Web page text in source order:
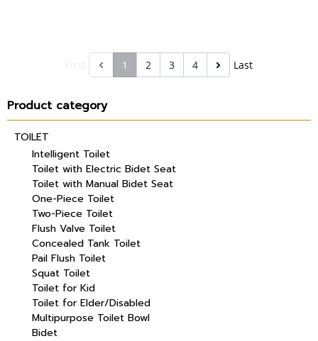
1 2 3 4 Last
Product category
TOILET
Intelligent Toilet
Toilet with Electric Bidet Seat
Toilet with Manual Bidet Seat
One-Piece Toilet
Two-Piece Toilet
Flush Valve Toilet
Concealed Tank Toilet
Pail Flush Toilet
Squat Toilet
Toilet for Kid
Toilet for Elder/Disabled
Multipurpose Toilet Bowl
Bidet